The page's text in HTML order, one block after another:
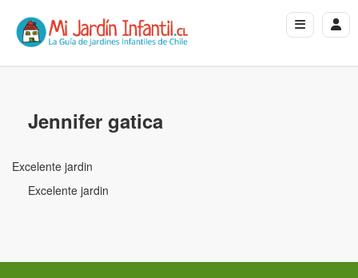
Jennifer gatica
Excelente jardin
Excelente jardin